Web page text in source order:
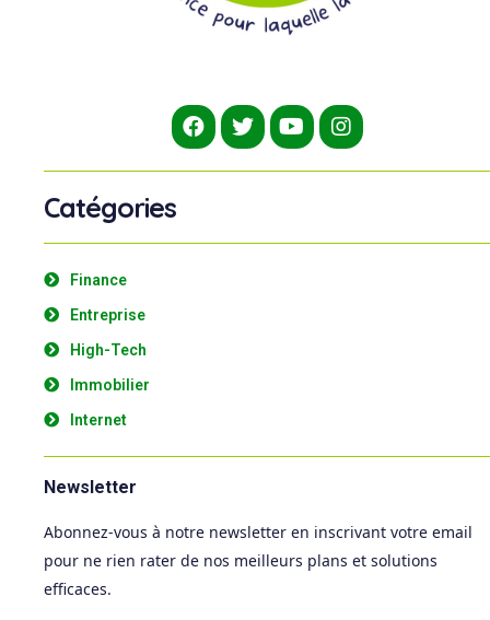
Catégories
Finance
Entreprise
High-Tech
Immobilier
Internet
Newsletter
Abonnez-vous à notre newsletter en inscrivant votre email
pour ne rien rater de nos meilleurs plans et solutions
efficaces.